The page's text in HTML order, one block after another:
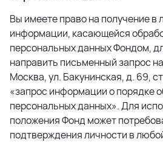
Вы имеете право на получение в
информации, касающейся
персональных данных Фондом,
направить письменный запрос
Москва, ул. Бакунинская, д. 69,
«запрос информации о порядке
персональных данных». Для
положения Фонд может
подтверждения личности в